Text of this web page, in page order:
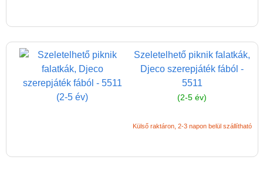
Szeletelhető piknik falatkák,
Djeco szerepjáték fából -
5511
(2-5 év)
Külső raktáron, 2-3 napon belül szállítható